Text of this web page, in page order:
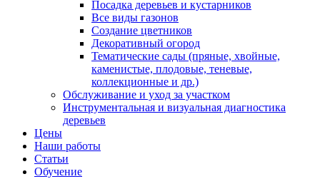
Посадка деревьев и кустарников
Все виды газонов
Создание цветников
Декоративный огород
Тематические сады (пряные, хвойные,
каменистые, плодовые, теневые,
коллекционные и др.)
Обслуживание и уход за участком
Инструментальная и визуальная диагностика
деревьев
Цены
Наши работы
Статьи
Обучение